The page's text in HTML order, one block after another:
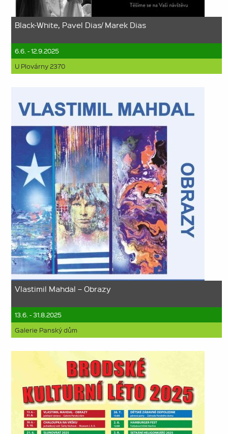
Black-White, Pavel Dias/ Marek Dias
6.6. - 12.9.2025
U Plovárny 2370
Vlastimil Mahdal – Obrazy
13.6. - 31.8.2025
Galerie Panský dům